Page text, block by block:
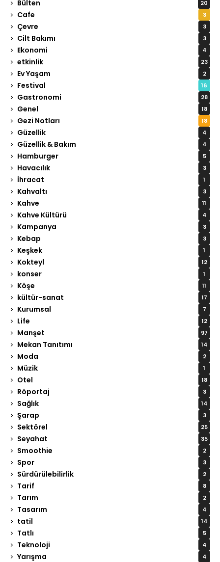
Bülten 20
Cafe 3
Çevre 3
Cilt Bakımı 3
Ekonomi 4
etkinlik 23
Ev Yaşam 2
Festival 16
Gastronomi 28
Genel 18
Gezi Notları 18
Güzellik 4
Güzellik & Bakım 4
Hamburger 5
Havacılık 3
İhracat 1
Kahvaltı 3
Kahve 11
Kahve Kültürü 4
Kampanya 3
Kebap 3
Keşkek 1
Kokteyl 12
konser 1
Köşe 11
kültür-sanat 17
Kurumsal 7
Life 12
Manşet 97
Mekan Tanıtımı 14
Moda 2
Müzik 1
Otel 18
Röportaj 3
Sağlık 14
Şarap 3
Sektörel 25
Seyahat 35
Smoothie 2
Spor 3
Sürdürülebilirlik 2
Tarif 8
Tarım 2
Tasarım 4
tatil 14
Tatlı 5
Teknoloji 4
Yarışma 4